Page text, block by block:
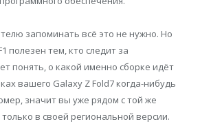
запоминать всё это не нужно. Но
полезен тем, кто следит за
понять, о какой именно сборке идёт
вашего Galaxy Z Fold7 когда-нибудь
значит вы уже рядом с той же
в своей региональной версии.